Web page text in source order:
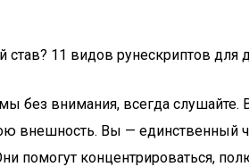
став? 11 видов рунескриптов
без внимания, всегда
внешность. Вы — единственный
помогут концентрироваться,